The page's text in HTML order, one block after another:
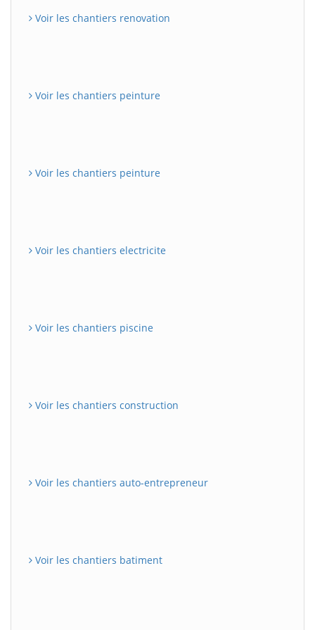
Voir les chantiers renovation
Voir les chantiers peinture
Voir les chantiers peinture
Voir les chantiers electricite
Voir les chantiers piscine
Voir les chantiers construction
Voir les chantiers auto-entrepreneur
Voir les chantiers batiment